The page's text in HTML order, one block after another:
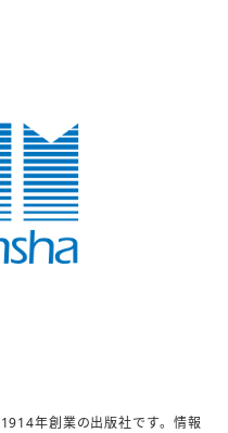
年創業の出版社です。情報